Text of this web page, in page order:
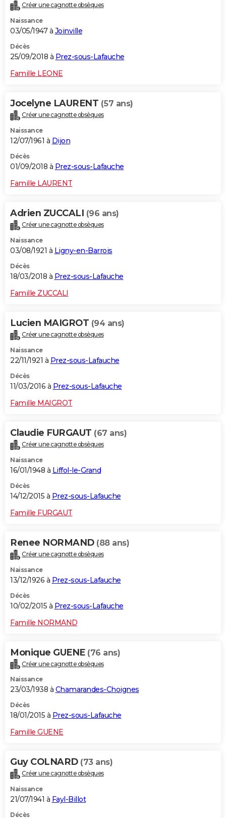
Créer une cagnotte obsèques
Naissance
03/05/1947 à Joinville
Décès
25/09/2018 à Prez-sous-Lafauche
Famille LEONE
Jocelyne LAURENT (57 ans)
Créer une cagnotte obsèques
Naissance
12/07/1961 à Dijon
Décès
01/09/2018 à Prez-sous-Lafauche
Famille LAURENT
Adrien ZUCCALI (96 ans)
Créer une cagnotte obsèques
Naissance
03/08/1921 à Ligny-en-Barrois
Décès
18/03/2018 à Prez-sous-Lafauche
Famille ZUCCALI
Lucien MAIGROT (94 ans)
Créer une cagnotte obsèques
Naissance
22/11/1921 à Prez-sous-Lafauche
Décès
11/03/2016 à Prez-sous-Lafauche
Famille MAIGROT
Claudie FURGAUT (67 ans)
Créer une cagnotte obsèques
Naissance
16/01/1948 à Liffol-le-Grand
Décès
14/12/2015 à Prez-sous-Lafauche
Famille FURGAUT
Renee NORMAND (88 ans)
Créer une cagnotte obsèques
Naissance
13/12/1926 à Prez-sous-Lafauche
Décès
10/02/2015 à Prez-sous-Lafauche
Famille NORMAND
Monique GUENE (76 ans)
Créer une cagnotte obsèques
Naissance
23/03/1938 à Chamarandes-Choignes
Décès
18/01/2015 à Prez-sous-Lafauche
Famille GUENE
Guy COLNARD (73 ans)
Créer une cagnotte obsèques
Naissance
21/07/1941 à Fayl-Billot
Décès